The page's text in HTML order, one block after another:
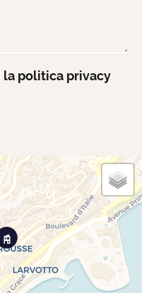
la politica privacy